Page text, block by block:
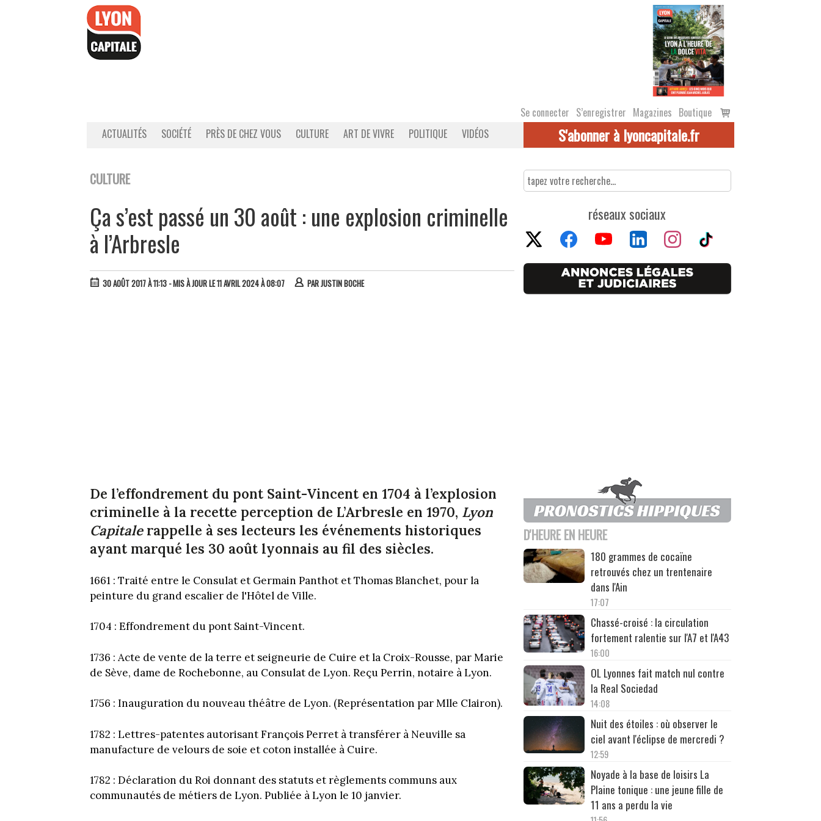
Se connecter S’enregistrer Magazines Boutique
Voir
le
ACTUALITÉS SOCIÉTÉ PRÈS DE CHEZ VOUS CULTURE ART DE VIVRE POLITIQUE VIDÉOS S'abonner à lyoncapitale.fr
CULTURE
Ça s’est passé un 30 août : une explosion criminelle
à l’Arbresle
30 AOÛT 2017 À 11:13 - MIS À JOUR LE 11 AVRIL 2024 À 08:07 PARJUSTIN BOCHE
De l’effondrement du pont Saint-Vincent en 1704 à l’explosion
criminelle à la recette perception de L’Arbresle en 1970, Lyon
Capitalerappelle à ses lecteurs les événements historiques
ayant marqué les 30 août lyonnais au fil des siècles.
1661 : Traité entre le Consulat et Germain Panthot et Thomas Blanchet, pour la
peinture du grand escalier de l'Hôtel de Ville.
1704 : Effondrement du pont Saint-Vincent.
1736 : Acte de vente de la terre et seigneurie de Cuire et la Croix-Rousse, par Marie
de Sève, dame de Rochebonne, au Consulat de Lyon. Reçu Perrin, notaire à Lyon.
1756 : Inauguration du nouveau théâtre de Lyon. (Représentation par Mlle Clairon).
1782 : Lettres-patentes autorisant François Perret à transférer à Neuville sa
manufacture de velours de soie et coton installée à Cuire.
1782 : Déclaration du Roi donnant des statuts et règlements communs aux
communautés de métiers de Lyon. Publiée à Lyon le 10 janvier.
réseaux sociaux
D'HEURE EN HEURE
180 grammes de cocaïne
retrouvés chez un trentenaire
dans l'Ain
17:07
Chassé-croisé : la circulation
fortement ralentie sur l'A7 et l'A43
16:00
OL Lyonnes fait match nul contre
la Real Sociedad
14:08
Nuit des étoiles : où observer le
ciel avant l'éclipse de mercredi ?
12:59
Noyade à la base de loisirs La
Plaine tonique : une jeune fille de
11 ans a perdu la vie